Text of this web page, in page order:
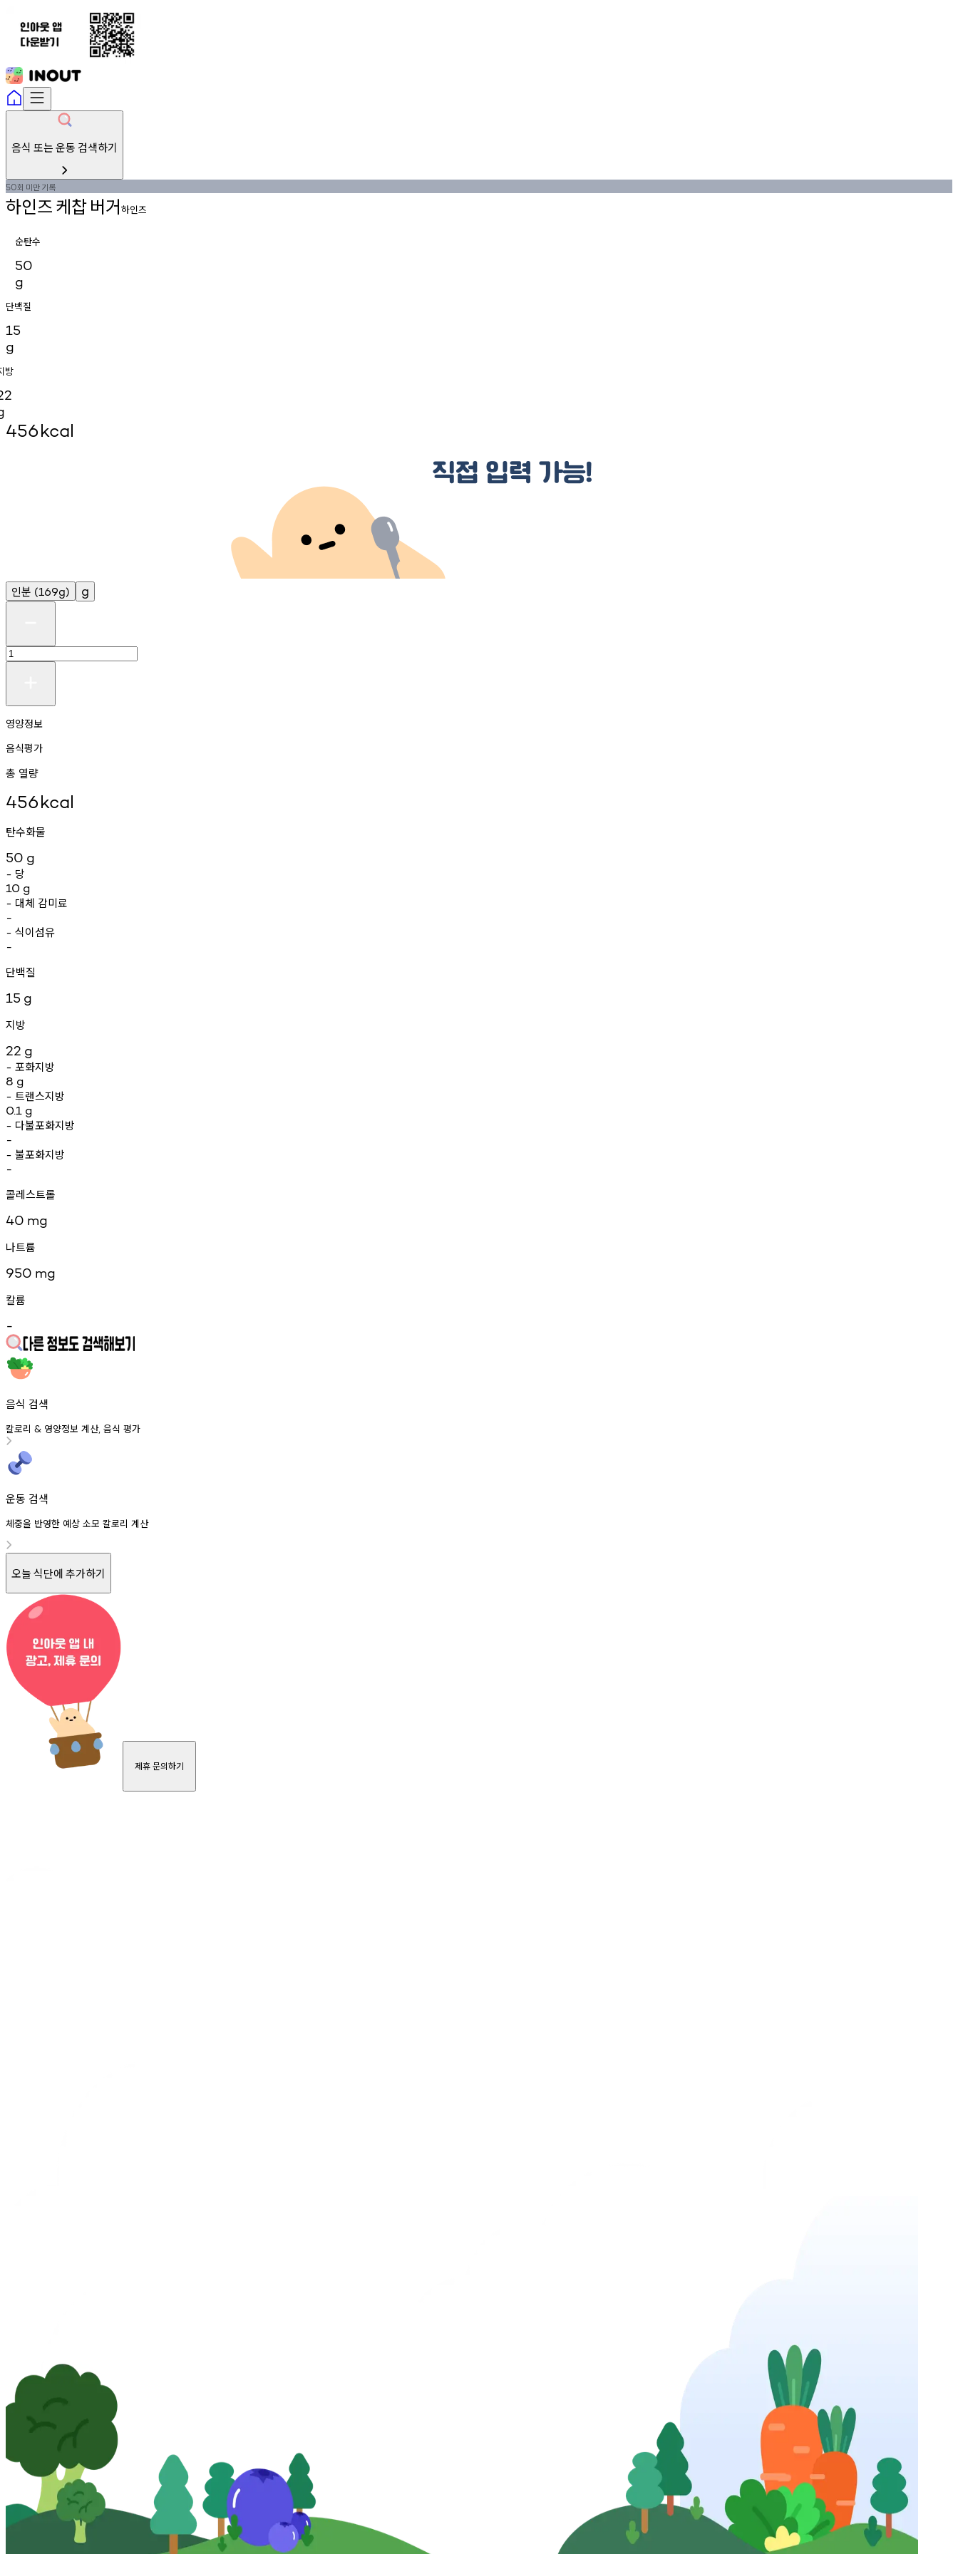
음식 또는 운동 검색하기
50회 미만기록
하인즈케찹버거하인즈
순탄수
50
g
단백질
15
g
방
456kcal
인분 (169g) g
영양정보
음식평가
총 열량
456kcal
탄수화물
50 g
- 당
10 g
- 대체 감미료
-
- 식이섬유
-
단백질
15 g
지방
22 g
- 포화지방
8 g
- 트랜스지방
0.1 g
- 다불포화지방
-
- 불포화지방
-
콜레스트롤
40 mg
나트륨
950 mg
칼륨
-
음식 검색
칼로리 & 영양정보 계산, 음식 평가
운동 검색
체중을 반영한 예상 소모 칼로리 계산
오늘 식단에 추가하기
제휴 문의하기